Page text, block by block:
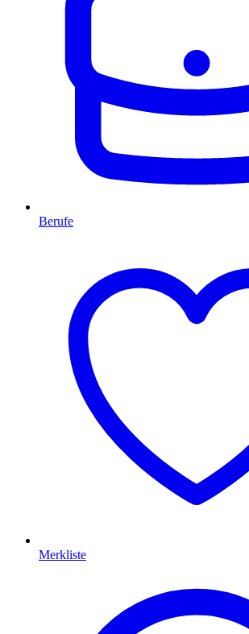
Berufe
Merkliste